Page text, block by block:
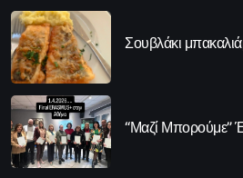
Σουβλάκι
“Μαζί Μπορούμε”